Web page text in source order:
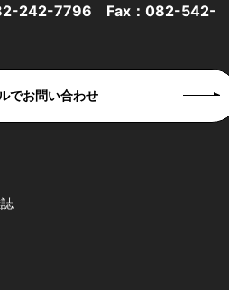
242-7796 Fax：082-542-
でお問い合わせ